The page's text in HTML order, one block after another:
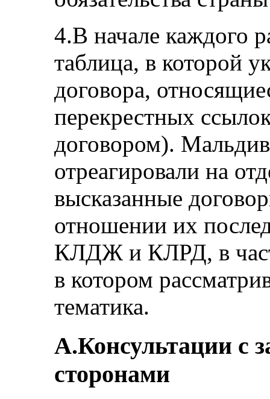
4.В начале каждого
таблица, в которой
договора,
перекрестных
договором).
отреагировали на
высказанные
отношении их
КЛДЖ и КЛРД, в
в котором
тематика.
A.Консультации с
сторонами